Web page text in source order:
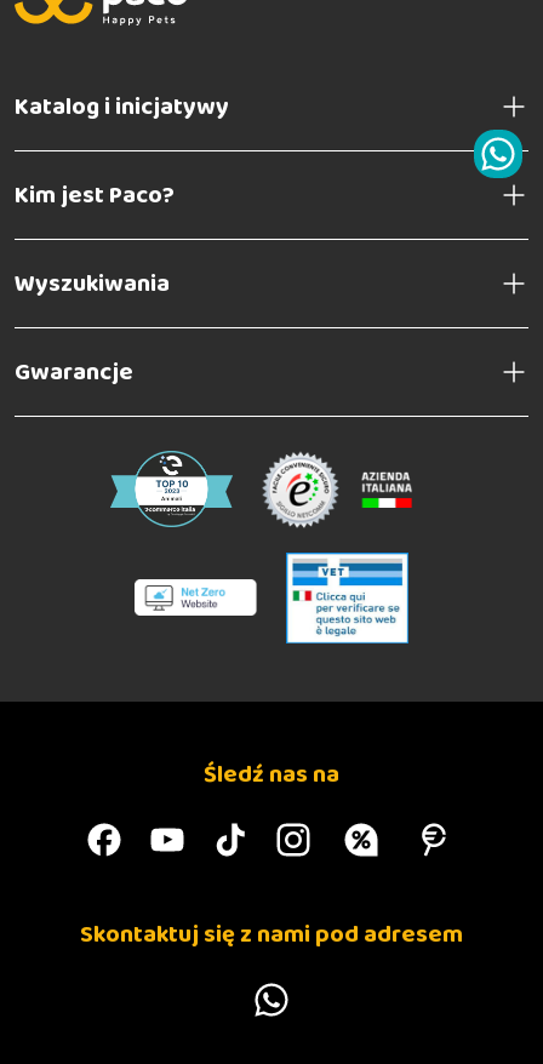
Katalog i inicjatywy
Kim jest Paco?
Wyszukiwania
Gwarancje
Śledź nas na
Skontaktuj się z nami pod adresem